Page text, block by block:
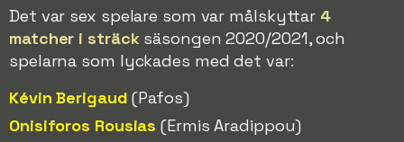
Det var sex spelare som var målskyttar 4
matcher i sträcksäsongen 2020/2021, och
spelarna som lyckades med det var:
Kévin Berigaud (Pafos)
Onisiforos Rousias (Ermis Aradippou)